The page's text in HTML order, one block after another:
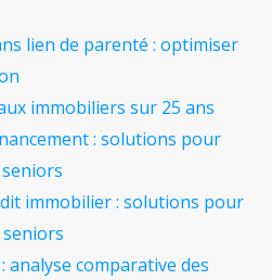
lien de parenté : optimiser
immobiliers sur 25 ans
: solutions pour
immobilier : solutions pour
analyse comparative des